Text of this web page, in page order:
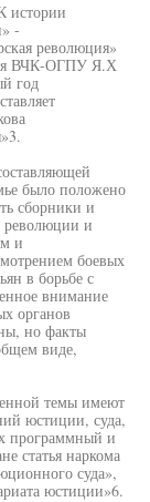
истории
-
революция»
ВЧК-ОГПУ Я.Х
год
было положено
сборники и
революции и
и
боевых
в борьбе с
внимание
органов
но факты
виде,
темы имеют
юстиции, суда,
программный и
статья наркома
суда»,
юстиции»6.